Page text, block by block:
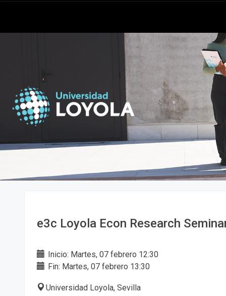
e3c Loyola Econ Research
Inicio: Martes, 07 febrero 12:30
Fin: Martes, 07 febrero 13:30
Universidad Loyola, Sevilla